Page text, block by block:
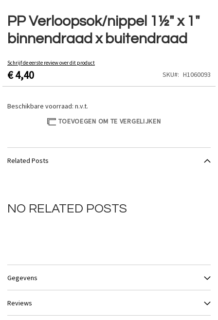
PP Verloopsok/nippel 1½" x 1"
binnendraad x buitendraad
Schrijf de eerste review over dit product
€ 4,40 SKU H1060093
Beschikbare voorraad: n.v.t.
TOEVOEGEN OM TE VERGELIJKEN
naar
het
begin
van
afbeeldingen-
gallerij
Related Posts
NO RELATED POSTS
Gegevens
Reviews